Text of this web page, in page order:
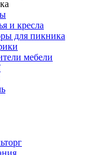
и кресла
для пикника
мебели